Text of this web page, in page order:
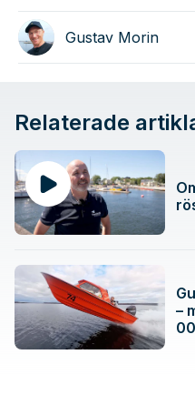
Gustav Morin
Relaterade
–